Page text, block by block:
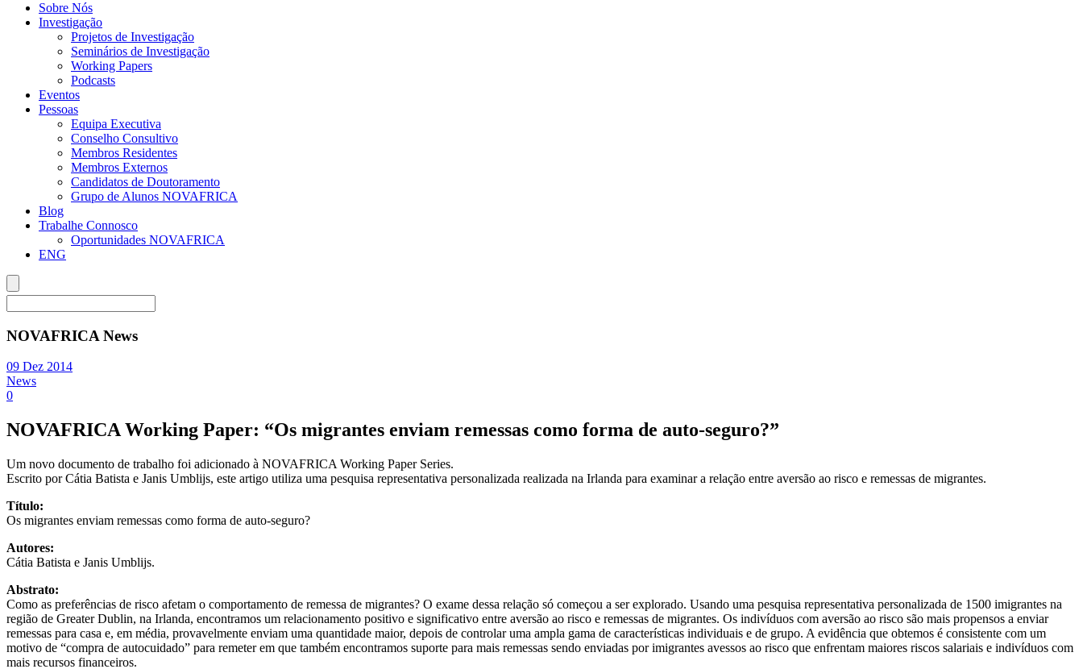
Sobre Nós
Investigação
Projetos de Investigação
Seminários de Investigação
Working Papers
Podcasts
Eventos
Pessoas
Equipa Executiva
Conselho Consultivo
Membros Residentes
Membros Externos
Candidatos de Doutoramento
Grupo de Alunos NOVAFRICA
Blog
Trabalhe Connosco
Oportunidades NOVAFRICA
ENG
NOVAFRICA News
09 Dez 2014
News
0
NOVAFRICA Working Paper: “Os migrantes enviam remessas como forma de auto-seguro?”
Um novo documento de trabalho foi adicionado à NOVAFRICA Working Paper Series.
Escrito por Cátia Batista e Janis Umblijs, este artigo utiliza uma pesquisa representativa personalizada realizada na Irlanda para examinar a relação entre aversão ao risco e remessas de migrantes.
Título:
Os migrantes enviam remessas como forma de auto-seguro?
Autores:
Cátia Batista e Janis Umblijs.
Abstrato:
Como as preferências de risco afetam o comportamento de remessa de migrantes? O exame dessa relação só começou a ser explorado. Usando uma pesquisa representativa personalizada de 1500 imigrantes na
região de Greater Dublin, na Irlanda, encontramos um relacionamento positivo e significativo entre aversão ao risco e remessas de migrantes. Os indivíduos com aversão ao risco são mais propensos a enviar
remessas para casa e, em média, provavelmente enviam uma quantidade maior, depois de controlar uma ampla gama de características individuais e de grupo. A evidência que obtemos é consistente com um
motivo de “compra de autocuidado” para remeter em que também encontramos suporte para mais remessas sendo enviadas por imigrantes avessos ao risco que enfrentam maiores riscos salariais e indivíduos com
mais recursos financeiros.